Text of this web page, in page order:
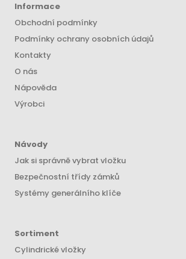
Informace
Obchodní podmínky
Podmínky ochrany osobních údajů
Kontakty
O nás
Nápověda
Výrobci
Návody
Jak si správně vybrat vložku
Bezpečnostní třídy zámků
Systémy generálního klíče
Sortiment
Cylindrické vložky